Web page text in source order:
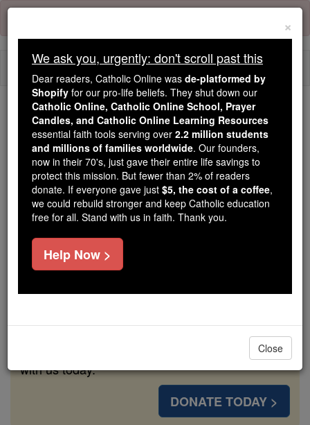
Skip
content
Because of You, 2.2 Million
Students Are Being Formed in the
Faith
Because of generous supporters like you,
Catholic Online School has already delivered
free, faithful Catholic education to over 2.2
million students across 193 countries. In an age
of noise and algorithms, you are helping form
souls with truth, prayer, Scripture, and Christ.
If everyone who reads this gave just $5 — the
families and keep this life-changing formation
free for all. Be Courageous. Be Catholic. Stand
with us today.
DONATE TODAY >
×
We ask you, urgently: don't scroll past this
Dear readers, Catholic Online was de-platformed by
Shopify for our pro-life beliefs. They shut down our
Catholic Online, Catholic Online School, Prayer
Candles, and Catholic Online Learning Resources
essential faith tools serving over 2.2 million students
and millions of families worldwide. Our founders,
now in their 70's, just gave their entire life savings to
protect this mission. But fewer than 2% of readers
donate. If everyone gave just $5, the cost of a coffee,
we could rebuild stronger and keep Catholic education
free for all. Stand with us in faith. Thank you.
Help Now >
Close